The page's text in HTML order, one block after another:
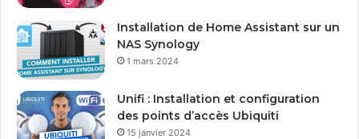
s
e
m
a
Installation de Home Assistant sur un
NAS Synology
1 mars 2024
Unifi : Installation et configuration
des points d’accès Ubiquiti
15 janvier 2024